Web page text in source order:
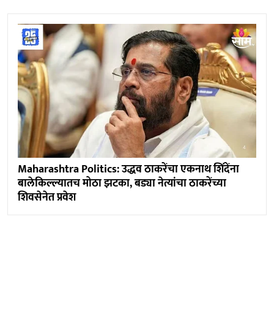
Maharashtra Politics: उद्धव ठाकरेंचा एकनाथ शिंदेंना
बालेकिल्ल्यातच मोठा झटका, बड्या नेत्यांचा ठाकरेंच्या
शिवसेनेत प्रवेश